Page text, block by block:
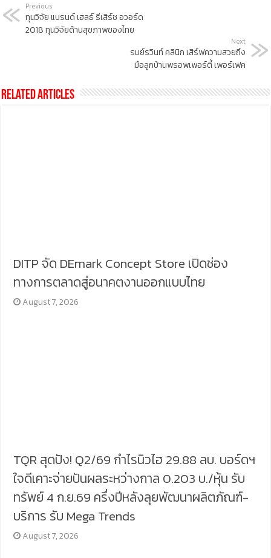
Previous
ทุนวิจัย แบรนด์ เฮลธ์ รีเสิร์ช อวอร์ด
2018 ทุนวิจัยด้านสุขภาพของไทย
Next
รมย์รวินท์ คลินิก เสิร์ฟความสวยถึง
มือลูกบ้านพรอพเพอร์ตี้ เพอร์เฟค
Related Articles
DITP จัด DEmark Concept Store เปิดช่อง
ทางการตลาดสู่อนาคตงานออกแบบไทย
August 7, 2026
TQR สุดปัง! Q2/69 กำไรนิวไฮ 29.88 ลบ. บอร์ดฯ
ใจดีเคาะจ่ายปันผลระหว่างกาล 0.203 บ./หุ้น รับ
ทรัพย์ 4 ก.ย.69 ครึ่งปีหลังลุยพัฒนาผลิตภัณฑ์-
บริการ รับ Mega Trends
August 7, 2026